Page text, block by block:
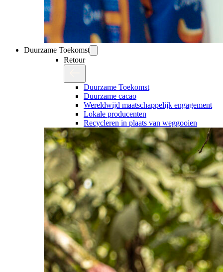
Duurzame Toekomst
Retour
Duurzame Toekomst
Duurzame cacao
Wereldwijd maatschappelijk engagement
Lokale producenten
Recycleren in plaats van weggooien